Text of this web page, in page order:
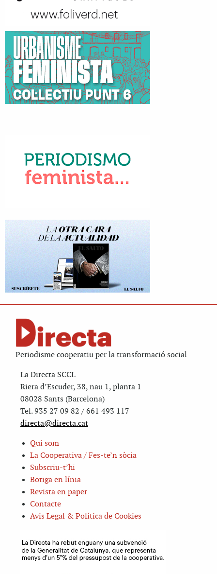
Periodisme cooperatiu per la transformació social
La Directa SCCL
Riera d’Escuder, 38, nau 1, planta 1
08028 Sants (Barcelona)
Tel. 935 27 09 82 / 661 493 117
directa@directa.cat
Qui som
La Cooperativa / Fes-te’n sòcia
Subscriu-t’hi
Botiga en línia
Revista en paper
Contacte
Avis Legal & Política de Cookies